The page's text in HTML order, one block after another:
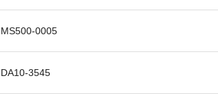
MS500-0005
DA10-3545